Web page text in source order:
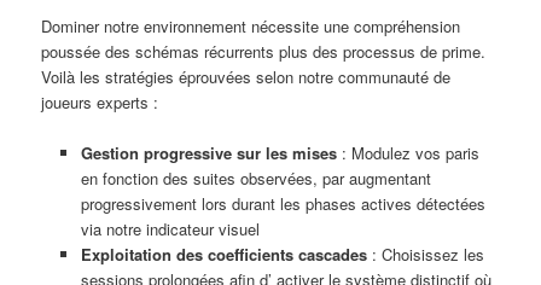
Dominer notre environnement nécessite une compréhension
poussée des schémas récurrents plus des processus de prime.
Voilà les stratégies éprouvées selon notre communauté de
joueurs experts :
Gestion progressive sur les mises: Modulez vos paris
en fonction des suites observées, par augmentant
progressivement lors durant les phases actives détectées
via notre indicateur visuel
Exploitation des coefficients cascades: Choisissez les
sessions prolongées afin d’ activer le système distinctif où